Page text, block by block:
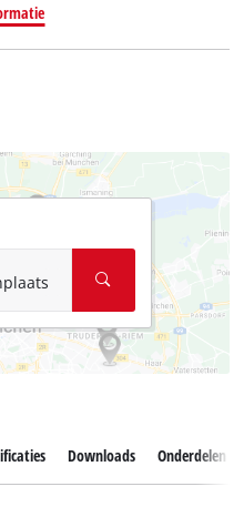
Downloads Onderdelen